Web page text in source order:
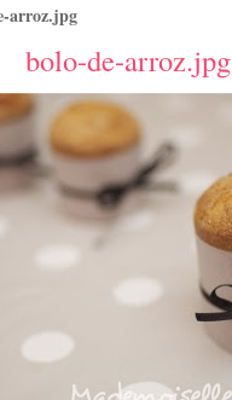
arroz.jpg
bolo-de-arroz.jpg